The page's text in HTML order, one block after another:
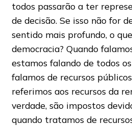
todos passarão a ter
de decisão. Se isso não for
sentido mais profundo, o
democracia? Quando
estamos falando de todos
falamos de recursos
referimos aos recursos da
verdade, são impostos
quando tratamos de